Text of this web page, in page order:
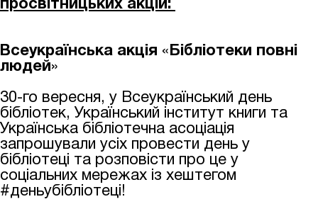
просвітницьких акцій:
Всеукраїнська акція « Бібліотеки повні
людей»
30-го вересня, у Всеукраїнський день
бібліотек, Український інститут книги та
Українська бібліотечна асоціація
запрошували усіх провести день у
бібліотеці та розповісти про це у
соціальних мережах із хештегом
#деньубібліотеці!